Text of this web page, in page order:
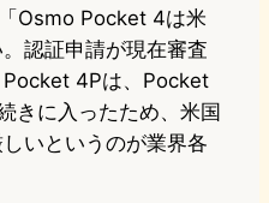
Osmo Pocket 4は米
認証申請が現在審査
Pocket 4Pは、Pocket
きに入ったため、米国
いというのが業界各